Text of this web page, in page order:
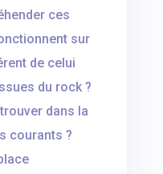
ces
sur
de celui
du rock ?
dans la
courants ?